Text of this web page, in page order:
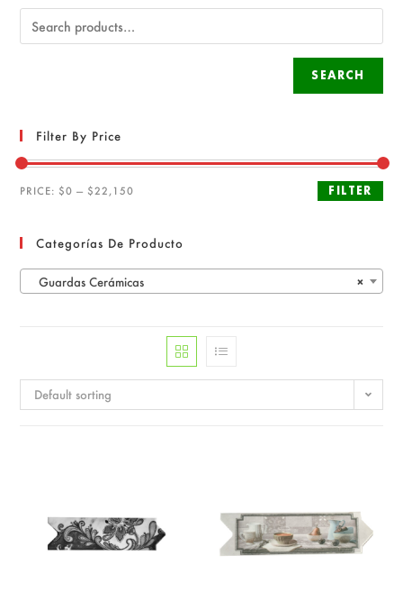
SEARCH
Filter By Price
FILTER
PRICE: $0 — $22,150
Categorías De Producto
×
Guardas Cerámicas
Default sorting